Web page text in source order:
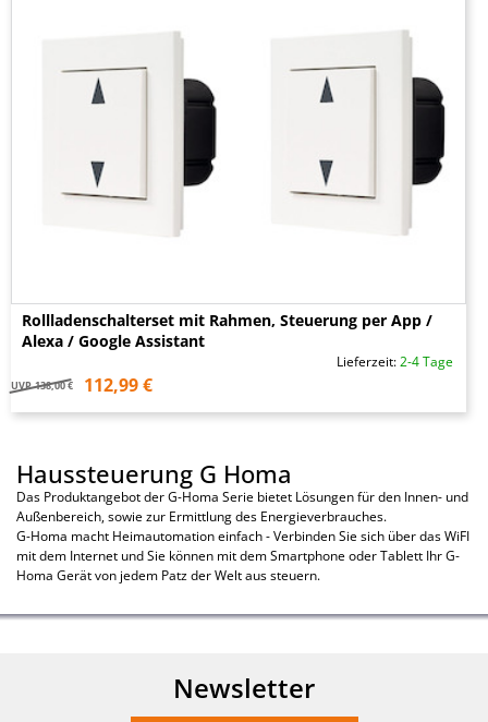
Rollladenschalterset mit Rahmen, Steuerung per App /
Alexa / Google Assistant
Lieferzeit:2-4 Tage
UVP 138,00 € 112,99 €
Haussteuerung G Homa
Das Produktangebot der G-Homa Serie bietet Lösungen für den Innen- und
Außenbereich, sowie zur Ermittlung des Energieverbrauches.
G-Homa macht Heimautomation einfach - Verbinden Sie sich über das WiFI
mit dem Internet und Sie können mit dem Smartphone oder Tablett Ihr G-
Homa Gerät von jedem Patz der Welt aus steuern.
Newsletter